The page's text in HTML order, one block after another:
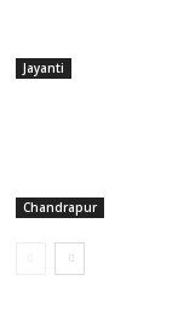
Jayanti
Chandrapur